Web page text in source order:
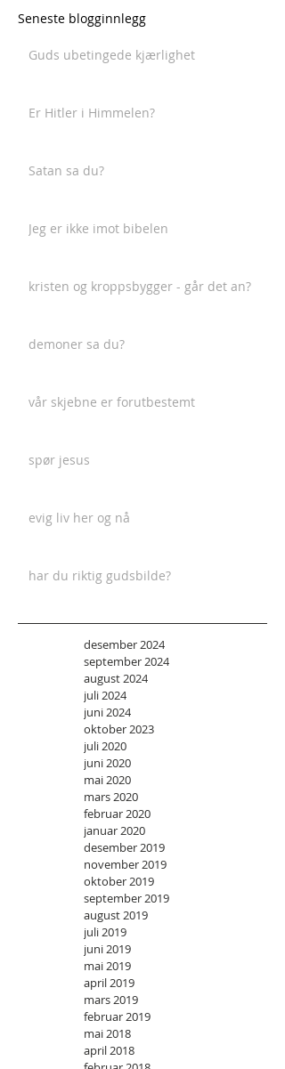
Seneste blogginnlegg
Guds ubetingede kjærlighet
Er Hitler i Himmelen?
Satan sa du?
Jeg er ikke imot bibelen
kristen og kroppsbygger - går det an?
demoner sa du?
vår skjebne er forutbestemt
spør jesus
evig liv her og nå
har du riktig gudsbilde?
desember 2024
september 2024
august 2024
juli 2024
juni 2024
oktober 2023
juli 2020
juni 2020
mai 2020
mars 2020
februar 2020
januar 2020
desember 2019
november 2019
oktober 2019
september 2019
august 2019
juli 2019
juni 2019
mai 2019
april 2019
mars 2019
februar 2019
mai 2018
april 2018